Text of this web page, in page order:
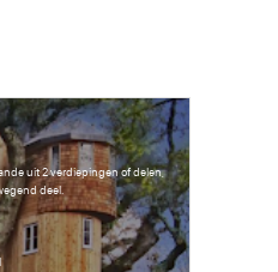
uit 2 verdiepingen of delen,
deel.